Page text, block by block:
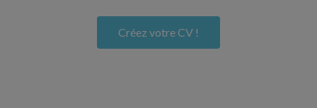
Créez votre CV !